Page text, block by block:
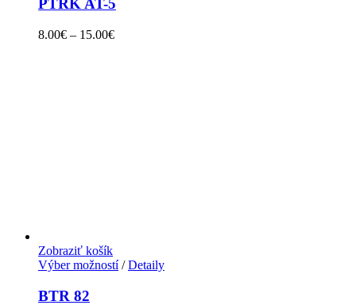
PTRK AT-5
8.00€ – 15.00€
Zobraziť košík
Výber možností/ Detaily
BTR 82